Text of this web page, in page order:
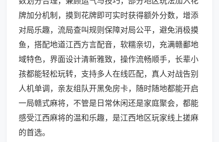
牌加分机制，摸到花牌即可实时获得额外分数，增添
对局乐趣，流局查叫规则保障对局公平，避免消极摸
鱼，搭配地道江西方言配音，软糯亲切，充满赣鄱地
域特色，界面设计清新雅致，操作流畅顺手，长辈小
孩都能轻松玩转，支持多人在线匹配，真人对战告别
人机单调，亲友组队开黑免房卡，随时随地都能开启
一局赣式麻将，不管是日常休闲还是家庭聚会，都能
感受江西麻将的温和乐趣，是江西地区玩家线上搓麻
的首选。